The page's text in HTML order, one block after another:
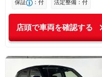
保証 ：付 法定整備：付
店頭で車両を確認する